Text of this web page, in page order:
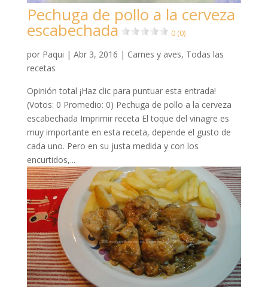
Pechuga de pollo a la cerveza
escabechada 0 (0)
por Paqui | Abr 3, 2016 | Carnes y aves, Todas las
recetas
Opinión total ¡Haz clic para puntuar esta entrada!
(Votos: 0 Promedio: 0) Pechuga de pollo a la cerveza
escabechada Imprimir receta El toque del vinagre es
muy importante en esta receta, depende el gusto de
cada uno. Pero en su justa medida y con los
encurtidos,...